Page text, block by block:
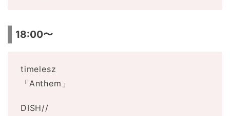
18:00〜
timelesz
「Anthem」
DISH//